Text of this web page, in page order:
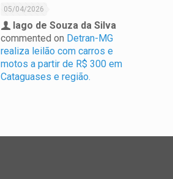
05/04/2026
Iago de Souza da Silva
commented on Detran-MG
realiza leilão com carros e
motos a partir de R$ 300 em
Cataguases e região.